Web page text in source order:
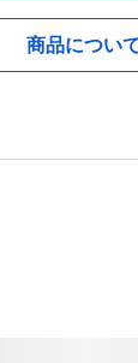
商品につい